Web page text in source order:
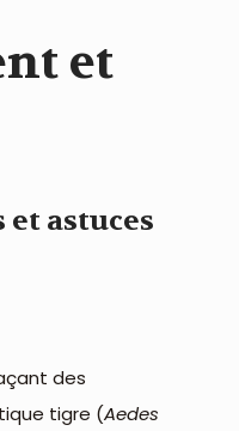
et
astuces
des
tigre (Aedes